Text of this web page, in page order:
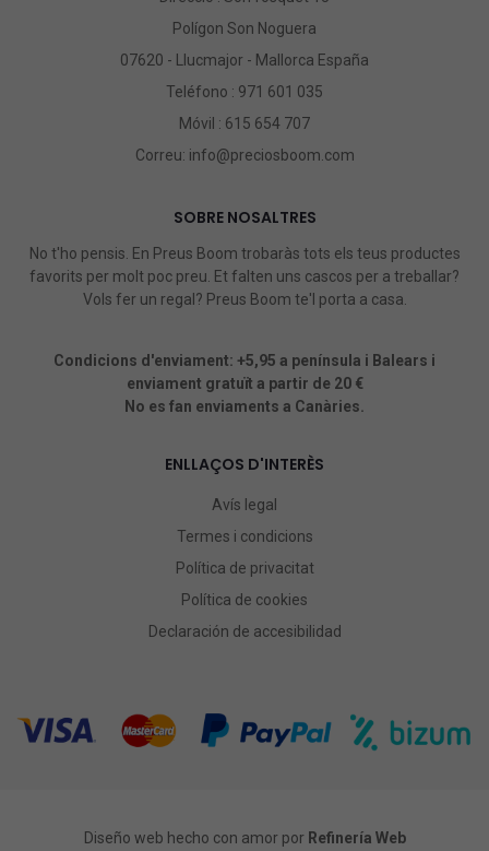
Polígon Son Noguera
07620 - Llucmajor - Mallorca España
Teléfono : 971 601 035
Móvil : 615 654 707
Correu: info@preciosboom.com
SOBRE NOSALTRES
No t'ho pensis. En Preus Boom trobaràs tots els teus productes
favorits per molt poc preu. Et falten uns cascos per a treballar?
Vols fer un regal? Preus Boom te'l porta a casa.
Condicions d'enviament: +5,95 a península i Balears i
enviament gratuït a partir de 20 €
No es fan enviaments a Canàries.
ENLLAÇOS D'INTERÈS
Avís legal
Termes i condicions
Política de privacitat
Política de cookies
Declaración de accesibilidad
Diseño web hecho con amor por Refinería Web